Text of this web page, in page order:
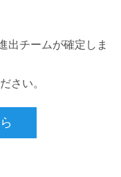
出チームが確定しま
さい。